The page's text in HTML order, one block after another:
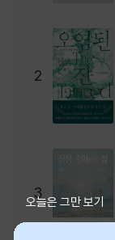
2
3
오늘은 그만 보기